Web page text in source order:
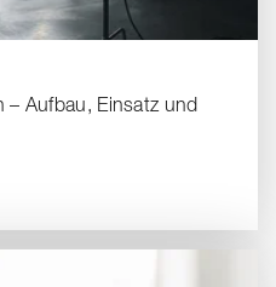
– Aufbau, Einsatz und